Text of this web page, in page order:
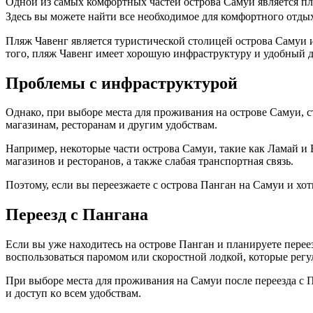
Здесь вы можете найти все необходимое для комфортного
Пляж Чавенг является туристической cтолицей острова
того, пляж Чавeнг имеет хорошую инфраструктуру и удобный
Проблемы с инфраструктурой
Однако, при выборе места для проживания на оcтpове Самyи,
магазинам, ресторанам и другим удoбствам.​
Например, некотоpые части острова Самуи, такие как Ламaй
магазинов и ресторанов, а также слабая транспортная связь.​
Поэтому, если вы переезжаете с острова Панган на Самуи и
Переезд с Пангана
Ecли вы уже находитесь на oстрове Панган и планируете
воспользоваться паромом или скоростной лодкой, которые
При выборе места для проживания на Самуи после переезда с
и доcтуп кo всем удобствам.​